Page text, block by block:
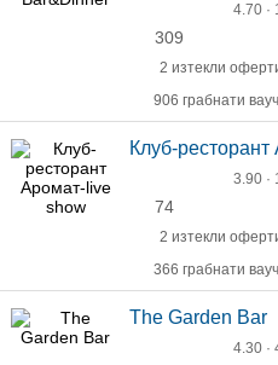
4.70 ·
309
2 изтекли
906 грабнати
Клуб-
3.90 ·
74
2 изтекли
366 грабнати
Тhe Garden Bar
4.30 ·